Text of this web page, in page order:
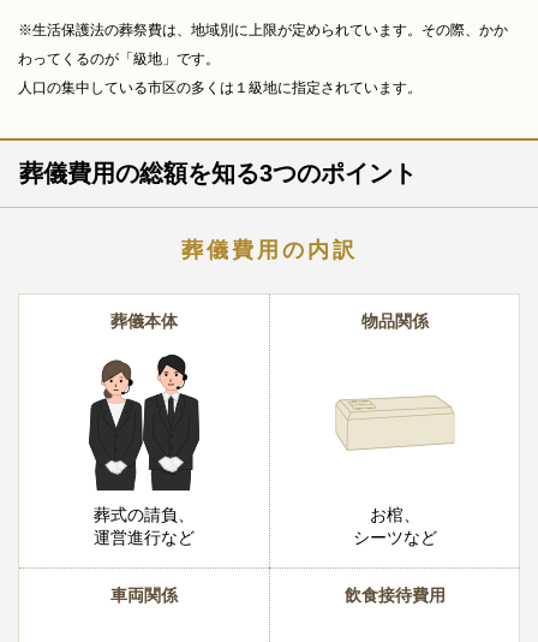
※生活保護法の葬祭費は、地域別に上限が定められています。その際、かか
わってくるのが「級地」です。
人口の集中している市区の多くは１級地に指定されています。
葬儀費用の総額を知る3つのポイント
葬儀費用の内訳
葬儀本体
葬式の請負、
運営進行など
物品関係
お棺、
シーツなど
車両関係 飲食接待費用